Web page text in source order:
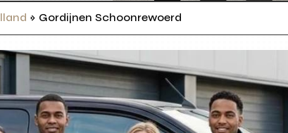
» Gordijnen Schoonrewoerd